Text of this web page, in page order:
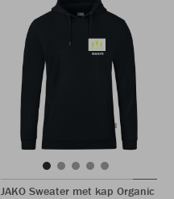
JAKO Sweater met kap Organic